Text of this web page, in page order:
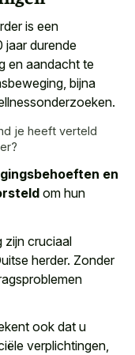
is een
jaar durende
en aandacht te
bijna
je heeft verteld
en
om hun
zijn cruciaal
herder. Zonder
ook dat u
verplichtingen,